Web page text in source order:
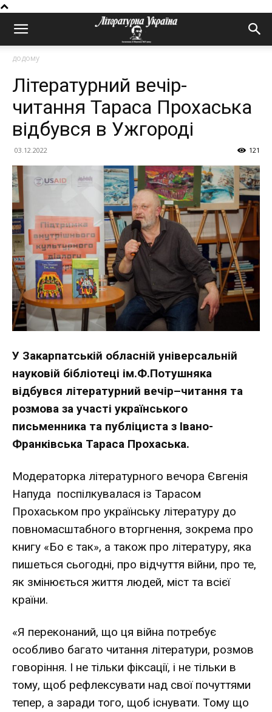
додому
Літературний вечір-
читання Тараса Прохаська
відбувся в Ужгороді
03.12.2022 121
У Закарпатській обласній універсальній
науковій бібліотеці ім.Ф.Потушняка
відбувся літературний вечір–читання та
розмова за участі українського
письменника та публіциста з Івано-
Франківська Тараса Прохаська.
Модераторка літературного вечора Євгенія
Напуда поспілкувалася із Тарасом
Прохаськом про українську літературу до
повномасштабного вторгнення, зокрема про
книгу «Бо є так», а також про літературу, яка
пишеться сьогодні, про відчуття війни, про те,
як змінюється життя людей, міст та всієї
країни.
«Я переконаний, що ця війна потребує
особливо багато читання літератури, розмов
говоріння. І не тільки фіксації, і не тільки в
тому, щоб рефлексувати над свої почуттями
тепер, а заради того, щоб існувати. Тому що